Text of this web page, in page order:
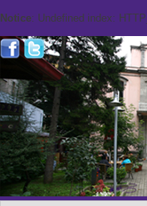
Notice: Undefined index: